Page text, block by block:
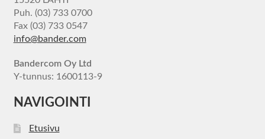
Puh. (03) 733 0700
Fax (03) 733 0547
info@bander.com
Bandercom Oy Ltd
Y-tunnus: 1600113-9
NAVIGOINTI
Etusivu